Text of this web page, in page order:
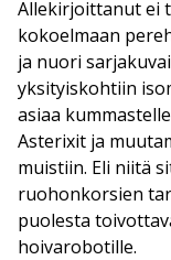
Allekirjoittanut ei
kokoelmaan
ja nuori
yksityiskohtiin
asiaa
Asterixit ja
muistiin. Eli niitä
ruohonkorsien
puolesta
hoivarobotille.